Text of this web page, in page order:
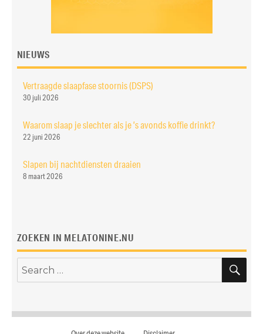
NIEUWS
Vertraagde slaapfase stoornis (DSPS)
30 juli 2026
Waarom slaap je slechter als je ’s avonds koffie drinkt?
22 juni 2026
Slapen bij nachtdiensten draaien
8 maart 2026
ZOEKEN IN MELATONINE.NU
Search
for: